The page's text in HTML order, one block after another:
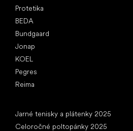
Protetika
BEDA
Bundgaard
Jonap
KOEL
Pegres
Reima
Jarné tenisky a plátenky 2025
Celoročné poltopánky 2025